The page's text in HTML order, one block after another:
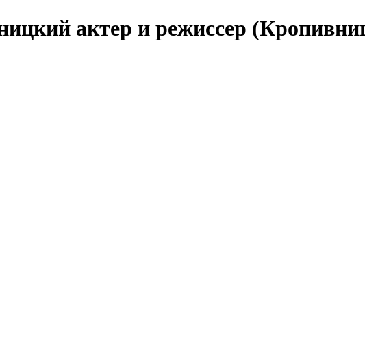
актер и режиссер